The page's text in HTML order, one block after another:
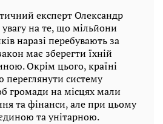
експерт Олександр
на те, що мільйони
наразі перебувають за
має зберегти їхній
Окрім цього, країні
переглянути систему
громади на місцях мали
та фінанси, але при цьому
та унітарною.